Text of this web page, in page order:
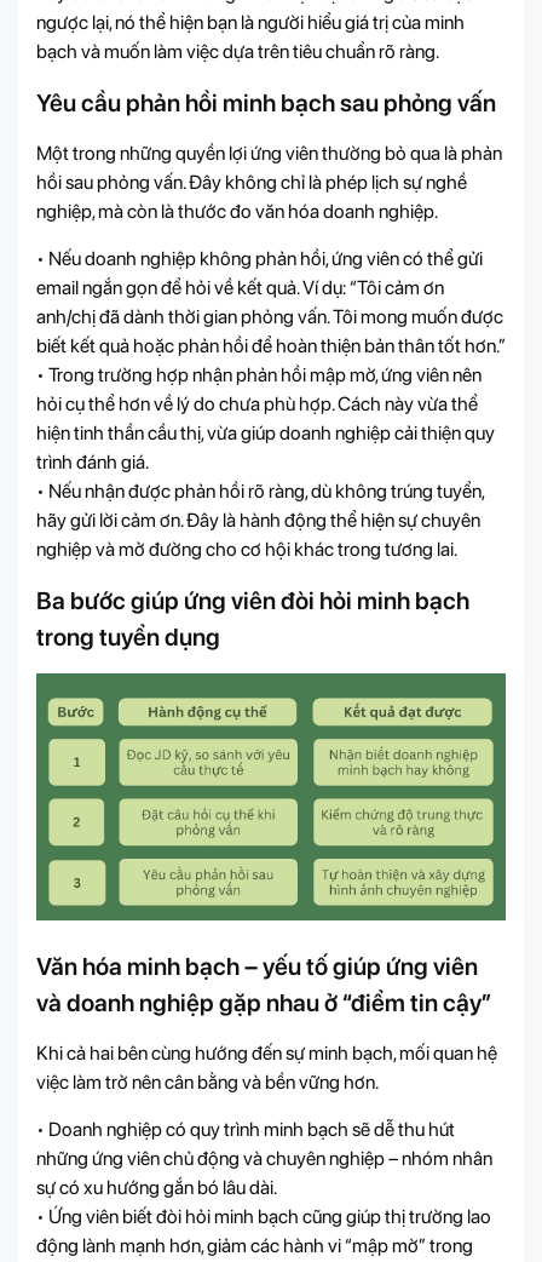
ngược lại, nó thể hiện bạn là người hiểu giá trị của minh
bạch và muốn làm việc dựa trên tiêu chuẩn rõ ràng.
Yêu cầu phản hồi minh bạch sau phỏng vấn
Một trong những quyền lợi ứng viên thường bỏ qua là phản
hồi sau phỏng vấn. Đây không chỉ là phép lịch sự nghề
nghiệp, mà còn là thước đo văn hóa doanh nghiệp.
• Nếu doanh nghiệp không phản hồi, ứng viên có thể gửi
email ngắn gọn để hỏi về kết quả. Ví dụ: “Tôi cảm ơn
anh/chị đã dành thời gian phỏng vấn. Tôi mong muốn được
biết kết quả hoặc phản hồi để hoàn thiện bản thân tốt hơn.”
• Trong trường hợp nhận phản hồi mập mờ, ứng viên nên
hỏi cụ thể hơn về lý do chưa phù hợp. Cách này vừa thể
hiện tinh thần cầu thị, vừa giúp doanh nghiệp cải thiện quy
trình đánh giá.
• Nếu nhận được phản hồi rõ ràng, dù không trúng tuyển,
hãy gửi lời cảm ơn. Đây là hành động thể hiện sự chuyên
nghiệp và mở đường cho cơ hội khác trong tương lai.
Ba bước giúp ứng viên đòi hỏi minh bạch
trong tuyển dụng
Văn hóa minh bạch – yếu tố giúp ứng viên
và doanh nghiệp gặp nhau ở “điểm tin cậy”
Khi cả hai bên cùng hướng đến sự minh bạch, mối quan hệ
việc làm trở nên cân bằng và bền vững hơn.
• Doanh nghiệp có quy trình minh bạch sẽ dễ thu hút
những ứng viên chủ động và chuyên nghiệp – nhóm nhân
sự có xu hướng gắn bó lâu dài.
• Ứng viên biết đòi hỏi minh bạch cũng giúp thị trường lao
động lành mạnh hơn, giảm các hành vi “mập mờ” trong